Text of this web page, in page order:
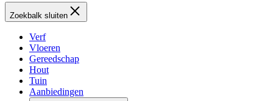
Zoekbalk sluiten
Verf
Vloeren
Gereedschap
Hout
Tuin
Aanbiedingen